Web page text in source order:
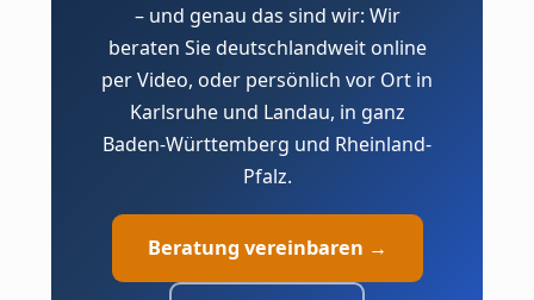
– und genau das sind wir: Wir
beraten Sie deutschlandweit online
per Video, oder persönlich vor Ort in
Karlsruhe und Landau, in ganz
Baden-Württemberg und Rheinland-
Pfalz.
Beratung vereinbaren →